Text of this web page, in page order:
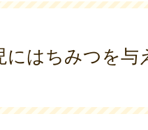
にはちみつを